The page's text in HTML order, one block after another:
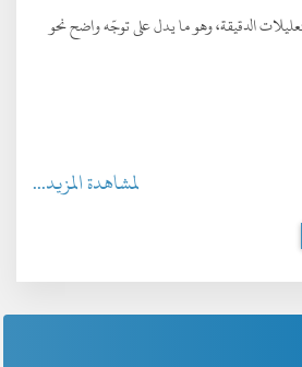
الدقيقة، وهو ما يدل على توجّه واضح نحو
لمشاهدة المزيد...